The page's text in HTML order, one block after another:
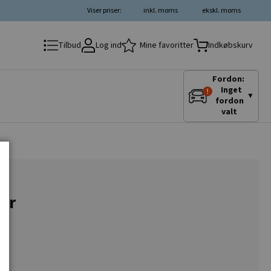
ekskl. moms
inkl. moms
Viser priser:
Tilbud Log ind Mine favoritter Indkøbskurv
Fordon:
Inget
fordon
valt
▼